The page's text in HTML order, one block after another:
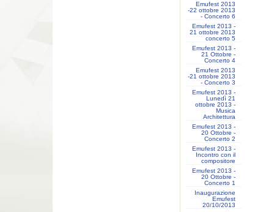
Emufest 2013
-22 ottobre 2013
- Concerto 6
Emufest 2013 -
21 ottobre 2013
concerto 5
Emufest 2013 -
21 Ottobre -
Concerto 4
Emufest 2013
-21 ottobre 2013
- Concerto 3
Emufest 2013 -
Lunedì 21
ottobre 2013 -
Musica
Architettura
Emufest 2013 -
20 Ottobre -
Concerto 2
Emufest 2013 -
Incontro con il
compositore
Emufest 2013 -
20 Ottobre -
Concerto 1
Inaugurazione
Emufest
20/10/2013